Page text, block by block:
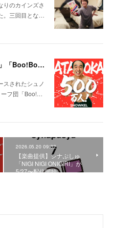
りのカインズさ
。三回目とな…
【鍵盤】「ATAOKA500万人！」「Boo!Boo!Boost!」
スされたシュノ
ーフ団「Boo!…
2026.05.20 09:32
【楽曲提供】シナぷしゅ
「NIGI NIGI ONIGIRI」が
5/27〜配信開始